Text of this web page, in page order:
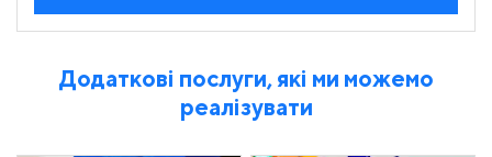
Додаткові послуги, які ми можемо
реалізувати